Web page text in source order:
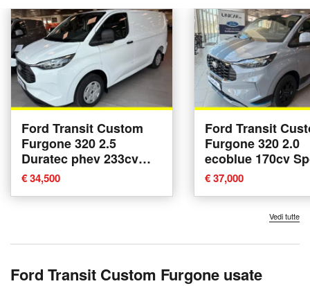
Ford Transit Custom
Furgone 320 2.5
Duratec phev 233cv
Trend L1H1 nuova a
Alba
€ 34,500
Ford Transit
Furgone 320 2.0
ecoblue 170cv
L1H1 A8 nuova a
€ 37,000
Vedi tutte
Ford Transit Custom Furgone usate